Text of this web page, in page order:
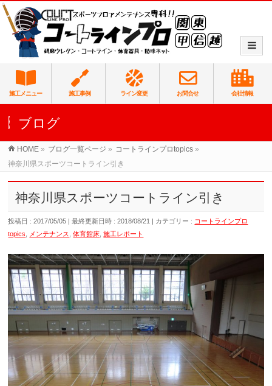
施工メニュー 施工事例 ライン変更 お問合せ 会社情報
ブログ
HOME » ブログ一覧ページ » コートラインプロtopics »
神奈川県スポーツコートライン引き
神奈川県スポーツコートライン引き
投稿日 : 2017/05/05 最終更新日時 : 2018/08/21 カテゴリー : コートラインプロ
topics
メンテナンス ,体育館床 ,施工レポート